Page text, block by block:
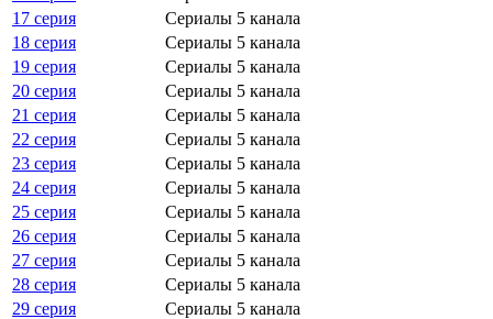
17 серия
Сериалы 5 канала
18 серия
Сериалы 5 канала
19 серия
Сериалы 5 канала
20 серия
Сериалы 5 канала
21 серия
Сериалы 5 канала
22 серия
Сериалы 5 канала
23 серия
Сериалы 5 канала
24 серия
Сериалы 5 канала
25 серия
Сериалы 5 канала
26 серия
Сериалы 5 канала
27 серия
Сериалы 5 канала
28 серия
Сериалы 5 канала
29 серия
Сериалы 5 канала